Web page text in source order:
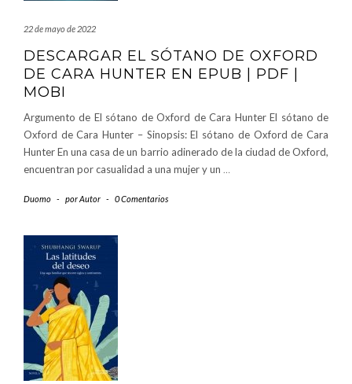
22 de mayo de 2022
DESCARGAR EL SÓTANO DE OXFORD
DE CARA HUNTER EN EPUB | PDF |
MOBI
Argumento de El sótano de Oxford de Cara Hunter El sótano de
Oxford de Cara Hunter – Sinopsis: El sótano de Oxford de Cara
Hunter En una casa de un barrio adinerado de la ciudad de Oxford,
encuentran por casualidad a una mujer y un …
Duomo - porAutor - 0 Comentarios